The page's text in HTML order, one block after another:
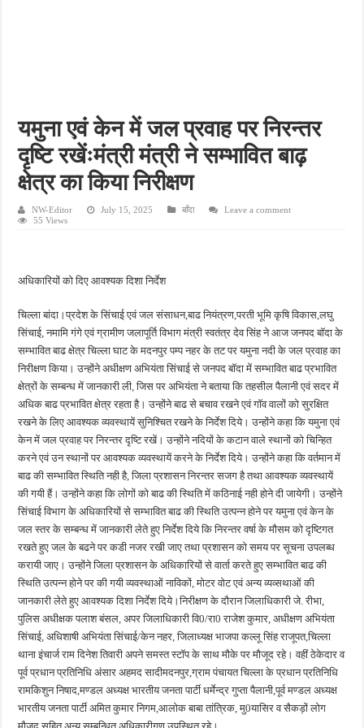
पेड़ लगाने के विवाद ने लिया हिंसक मोड़, महिला पर कुल्हाड़ी से किया हमला
यमुना एवं केन में जल प्रवाह पर निरन्तर
दृष्टि रखेंःमंत्री मंत्री ने सम्भावित बाढ़
क्षेत्र का किया निरीक्षण
NW-Editor July 15, 2025 बाँदा
Leave a comment
55 Views
अधिकारियों को दिए आवश्यक दिशा निर्देश
चिल्ला बांदा।प्रदेश के सिंचाई एवं जल संसाधन,बाढ नियंत्रण,परती भूमि कृषि विकास,लघु
सिंचाई, नमामि गंगे एवं ग्रामीण जलापूर्ति विभाग मंत्री स्वतंत्र देव सिंह ने आज जनपद बॉदा के
सम्भावित बाढ क्षेत्र चिल्ला घाट के मदनपुर पम्प नहर के तट पर यमुना नदी के जल प्रवाह का
निरीक्षण किया। उन्होंने अधीक्षण अभियंता सिंचाई से जनपद बॉदा में सम्भावित बाढ प्रभावित
क्षेत्रों के सम्बन्ध में जानकारी ली, जिस पर अभियंता ने बताया कि तहसील पैलानी एवं सदर में
अधिक बाढ प्रभावित क्षेत्र रहता है। उन्होंने बाढ से बचाव रखने एवं गॉव वालों को सुरक्षित
रखने के लिए आवश्यक व्यवस्थायें सुनिश्चित रखने के निर्देश दिये। उन्होंने कहा कि यमुना एवं
केन में जल प्रवाह पर निरन्तर दृष्टि रखें। उन्होंने नदियों के कटान वाले स्थानों को चिन्हित
करने एवं उन स्थानों पर आवश्यक व्यवस्थायें करने के निर्देश दिये। उन्होंने कहा कि वर्तमान में
बाढ की सम्भावित स्थिति नही है, जिला प्रशासन निरन्तर सजग है तथा आवश्यक व्यवस्थायें
की गयी हैं। उन्होंने कहा कि लोगों को बाढ की स्थिति में कठिनाई नही होने दी जायेगी। उन्होंने
सिंचाई विभाग के अधिकारियों से सम्भावित बाढ की स्थिति उत्पन्न होने पर यमुना एवं केन के
जल स्तर के सम्बन्ध में जानकारी लेते हुए निर्देश दिये कि निरन्तर वर्षा के मौसम को दृष्टिगत
रखते हुए जल के बढने पर कडी नजर रखी जाए तथा प्रशासन को समय पर सूचना उपलब्ध
करायी जाए। उन्होंने जिला प्रशासन के अधिकारियों से वार्ता करते हुए सम्भावित बाढ की
स्थिति उत्पन्न होने पर की गयी व्यवस्थाओं नाविकों, मोटर वोट एवं अन्य व्यव्सथाओं की
जानकारी लेते हुए आवश्यक दिशा निर्देश दिये।निरीक्षण के दौरान जिलाधिकारी जे. रीभा,
पुलिस अधीक्षक पलाश बंसल, अपर जिलाधिकारी वि0/रा0 राजेश कुमार, अधीक्षण अभियंता
सिंचाई, अधिशाषी अभियंता सिंचाई/केन नहर, जिलाध्यक्ष भाजपा कल्लू सिंह राजूपत,चिल्ला
थाना इंचार्ज राम दिनेश तिवारी अपने समस्त स्टॉप के साथ मौके पर मौजूद रहे। वहीं ठेकेदार व
पूर्व प्रधान प्रतिनिधि अंसार अहमद सादीमदनपुर,ग्राम पंचायत चिल्ला के प्रधान प्रतिनिधि
रामकिशुन निषाद,मण्डल अध्यक्ष भारतीय जनता पार्टी धर्मेन्द्र गुप्ता पैलानी,पूर्व मण्डल अध्यक्ष
भारतीय जनता पार्टी अमित कुमार निगम,आलोक बाबा तांत्रिक, मु0यासिर व सैकड़ों लोग